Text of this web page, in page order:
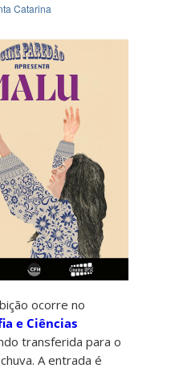
Catarina
ocorre no
e Ciências
transferida para o
A entrada é